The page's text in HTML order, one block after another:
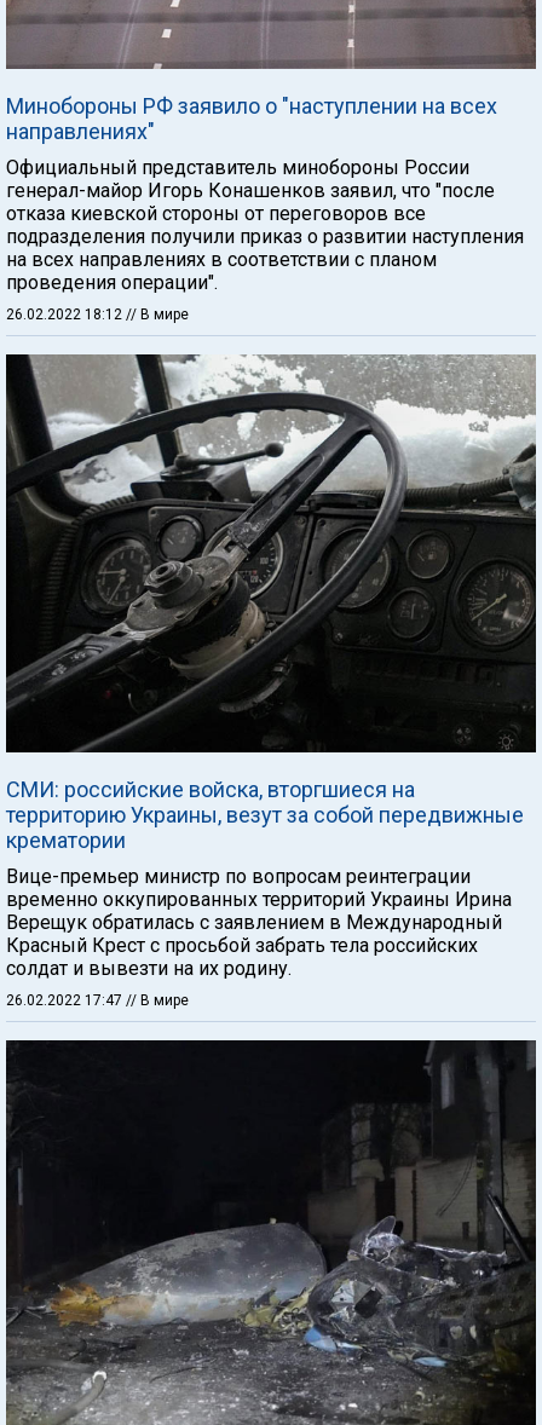
Минобороны РФ заявило о "наступлении на всех
направлениях"
Официальный представитель минобороны России
генерал-майор Игорь Конашенков заявил, что "после
отказа киевской стороны от переговоров все
подразделения получили приказ о развитии наступления
на всех направлениях в соответствии с планом
проведения операции".
26.02.2022 18:12 // В мире
СМИ: российские войска, вторгшиеся на
территорию Украины, везут за собой передвижные
крематории
Вице-премьер министр по вопросам реинтеграции
временно оккупированных территорий Украины Ирина
Верещук обратилась с заявлением в Международный
Красный Крест с просьбой забрать тела российских
солдат и вывезти на их родину.
26.02.2022 17:47 // В мире